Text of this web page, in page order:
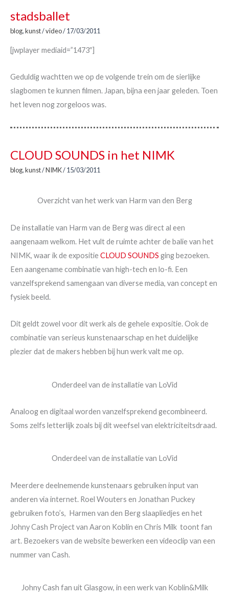
stadsballet
blog,kunst/video/17/03/2011
[jwplayer mediaid=”1473″]
Geduldig wachtten we op de volgende trein om de sierlijke
slagbomen te kunnen filmen. Japan, bijna een jaar geleden. Toen
het leven nog zorgeloos was.
CLOUD SOUNDS in het NIMK
blog,kunst/NIMK/15/03/2011
Overzicht van het werk van Harm van den Berg
De installatie van Harm van de Berg was direct al een
aangenaam welkom. Het vult de ruimte achter de balie van het
NIMK, waar ik de expositieCLOUD SOUNDS ging bezoeken.
Een aangename combinatie van high-tech en lo-fi. Een
vanzelfsprekend samengaan van diverse media, van concept en
fysiek beeld.
Dit geldt zowel voor dit werk als de gehele expositie. Ook de
combinatie van serieus kunstenaarschap en het duidelijke
plezier dat de makers hebben bij hun werk valt me op.
Onderdeel van de installatie van LoVid
Analoog en digitaal worden vanzelfsprekend gecombineerd.
Soms zelfs letterlijk zoals bij dit weefsel van elektriciteitsdraad.
Onderdeel van de installatie van LoVid
Meerdere deelnemende kunstenaars gebruiken input van
anderen via internet. Roel Wouters en Jonathan Puckey
gebruiken foto’s, Harmen van den Berg slaapliedjes en het
Johny Cash Project van Aaron Koblin en Chris Milk toont fan
art. Bezoekers van de website bewerken een videoclip van een
nummer van Cash.
Johny Cash fan uit Glasgow, in een werk van Koblin&Milk